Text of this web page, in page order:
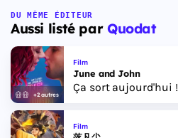
DU MÊME ÉDITEUR
Aussi listé par Quodat
+2 autres
Film
June and John
Ça sort aujourd'hui !
Film